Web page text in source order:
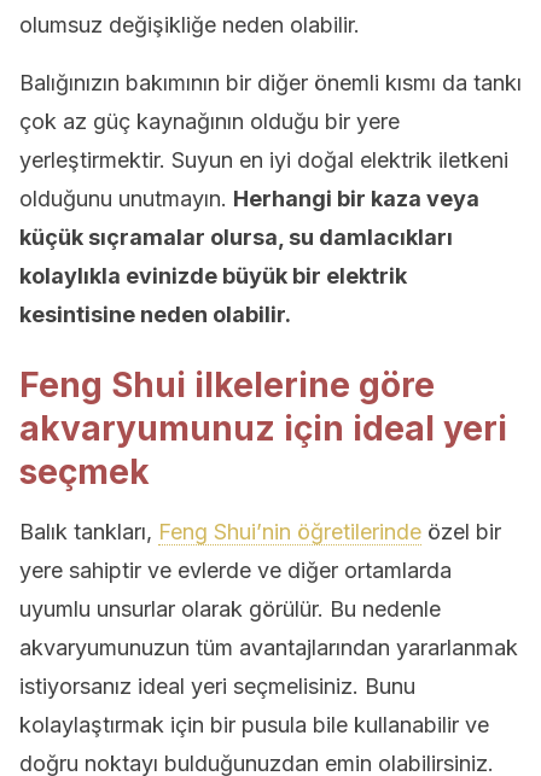
olumsuz değişikliğe neden olabilir.
Balığınızın bakımının bir diğer önemli kısmı da tankı
çok az güç kaynağının olduğu bir yere
yerleştirmektir. Suyun en iyi doğal elektrik iletkeni
olduğunu unutmayın. Herhangi bir kaza veya
küçük sıçramalar olursa, su damlacıkları
kolaylıkla evinizde büyük bir elektrik
kesintisine neden olabilir.
Feng Shui ilkelerine göre
akvaryumunuz için ideal yeri
seçmek
Balık tankları, Feng Shui’nin öğretilerinde özel bir
yere sahiptir ve evlerde ve diğer ortamlarda
uyumlu unsurlar olarak görülür. Bu nedenle
akvaryumunuzun tüm avantajlarından yararlanmak
istiyorsanız ideal yeri seçmelisiniz. Bunu
kolaylaştırmak için bir pusula bile kullanabilir ve
doğru noktayı bulduğunuzdan emin olabilirsiniz.